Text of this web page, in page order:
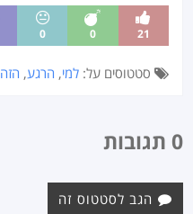
21
0
0
סטטוסים על:למי, הרגע, הזה
0 תגובות
הגב לסטטוס זה